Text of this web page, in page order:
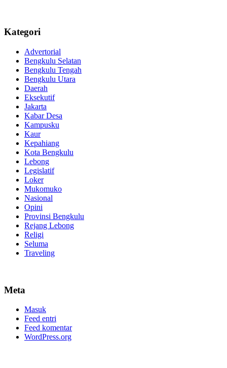
Kategori
Advertorial
Bengkulu Selatan
Bengkulu Tengah
Bengkulu Utara
Daerah
Eksekutif
Jakarta
Kabar Desa
Kampusku
Kaur
Kepahiang
Kota Bengkulu
Lebong
Legislatif
Loker
Mukomuko
Nasional
Opini
Provinsi Bengkulu
Rejang Lebong
Religi
Seluma
Traveling
Meta
Masuk
Feed entri
Feed komentar
WordPress.org